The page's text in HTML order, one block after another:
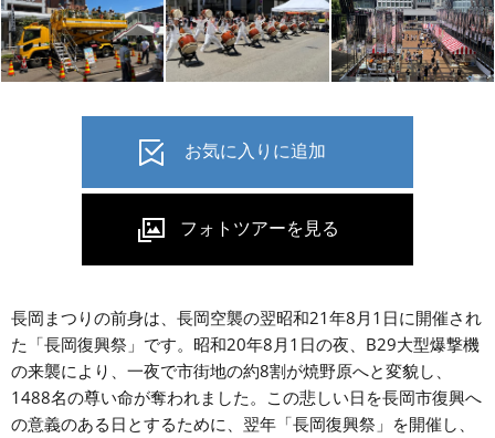
長岡まつりの前身は、長岡空襲の翌昭和21年8月1日に開催され
た「長岡復興祭」です。昭和20年8月1日の夜、B29大型爆撃機
の来襲により、一夜で市街地の約8割が焼野原へと変貌し、
1488名の尊い命が奪われました。この悲しい日を長岡市復興へ
の意義のある日とするために、翌年「長岡復興祭」を開催し、